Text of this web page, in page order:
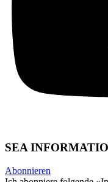
SEA
Abonnieren